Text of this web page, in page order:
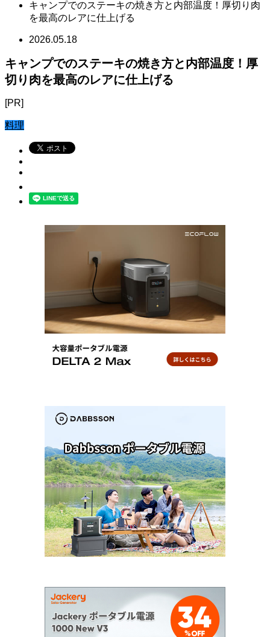
キャンプでのステーキの焼き方と内部温度！厚切り肉
を最高のレアに仕上げる
2026.05.18
キャンプでのステーキの焼き方と内部温度！厚
切り肉を最高のレアに仕上げる
[PR]
料理